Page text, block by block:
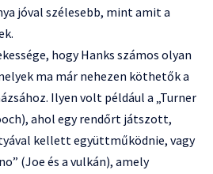
jóval szélesebb, mint amit a
hogy Hanks számos olyan
ma már nehezen köthetők a
Ilyen volt például a „Turner
ahol egy rendőrt játszott,
kellett együttműködnie, vagy
(Joe és a vulkán), amely